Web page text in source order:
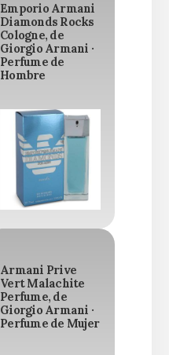
Emporio Armani
Diamonds Rocks
Cologne, de
Giorgio Armani ·
Perfume de
Hombre
Armani Prive
Vert Malachite
Perfume, de
Giorgio Armani ·
Perfume de Mujer